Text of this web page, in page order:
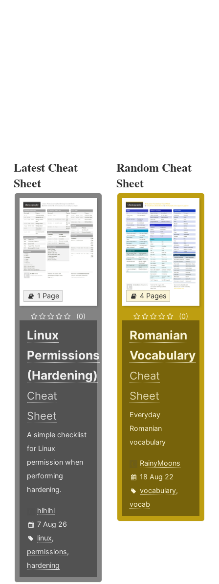
Latest Cheat
Sheet
1 Page
(0)
Linux
Permissions
(Hardening)
Cheat
Sheet
A simple checklist
for Linux
permission when
performing
hardening.
hlhlhl
7 Aug 26
linux,
permissions,
hardening
Random Cheat
Sheet
4 Pages
(0)
Romanian
Vocabulary
Cheat
Sheet
Everyday
Romanian
vocabulary
RainyMoons
18 Aug 22
vocabulary,
vocab